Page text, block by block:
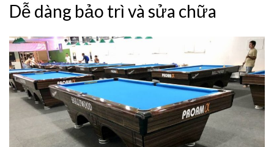
Dễ dàng bảo trì và sửa chữa